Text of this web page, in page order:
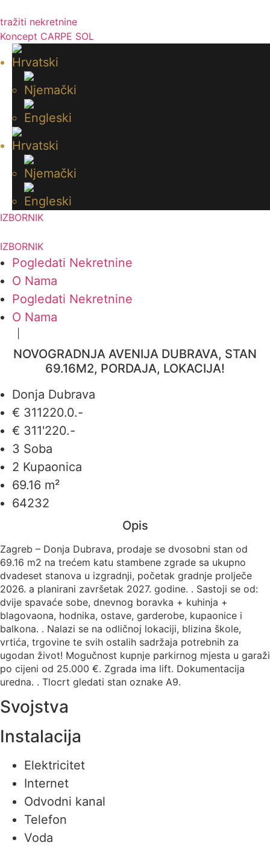
na
sadržaj
tražiti nekretnine
Koncept CARPE SOL
IZBORNIK
IZBORNIK
Pogledati Nekretnine
O Nama
Pogledati Nekretnine
O Nama
NOVOGRADNJA AVENIJA DUBRAVA, STAN
69.16M2, PORDAJA, LOKACIJA!
Donja Dubrava
€ 311220.0.-
€ 311'220.-
3 Soba
2 Kupaonica
69.16 m²
64232
Opis
Zagreb – Donja Dubrava, prodaje se dvosobni stan od
69.16 m2 na trećem katu stambene zgrade sa ukupno
dvadeset stanova u izgradnji, početak gradnje prolječe
2026. a planirani završetak 2027. godine. . Sastoji se od:
dvije spavaće sobe, dnevnog boravka + kuhinja +
blagovaona, hodnika, ostave, garderobe, kupaonice i
balkona. . Nalazi se na odličnoj lokaciji, blizina škole,
vrtića, trgovine te svih ostalih sadržaja potrebnih za
ugodan život! Mogučnost kupnje parkirnog mjesta u garaži
po cijeni od 25.000 €. Zgrada ima lift. Dokumentacija
uredna. . Tlocrt gledati stan oznake A9.
Svojstva
Instalacija
Elektricitet
Internet
Odvodni kanal
Telefon
Voda